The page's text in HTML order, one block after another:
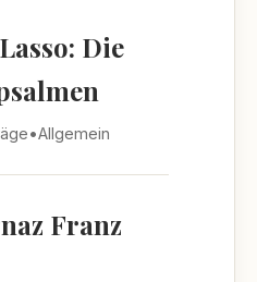
Die
•Allgemein
Franz